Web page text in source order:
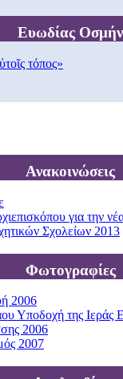
Ευωδίας Οσμήν
τόπος»
Ανακοινώσεις
για την
Σχολείων 2013
Φωτογραφίες
2006
Υποδοχή της Ιεράς
2006
2007